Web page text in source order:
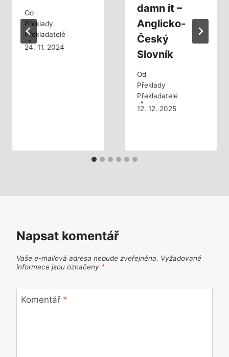
Od
Překlady
Překladatelé
24. 11. 2024
damn it –
Anglicko-
Český
Slovník
Od
Překlady
Překladatelé
12. 12. 2025
Napsat komentář
Vaše e-mailová adresa nebude zveřejněna. Vyžadované
informace jsou označeny *
Komentář *